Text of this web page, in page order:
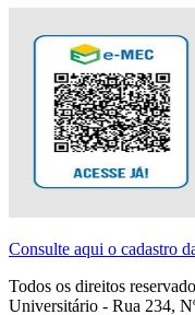
Consulte aqui o cadastro
Todos os direitos
Universitário - Rua 234,